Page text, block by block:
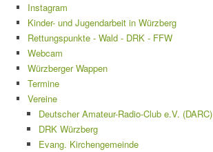
Instagram
Kinder- und Jugendarbeit in Würzberg
Rettungspunkte - Wald - DRK - FFW
Webcam
Würzberger Wappen
Termine
Vereine
Deutscher Amateur-Radio-Club e.V. (DARC)
DRK Würzberg
Evang. Kirchengemeinde